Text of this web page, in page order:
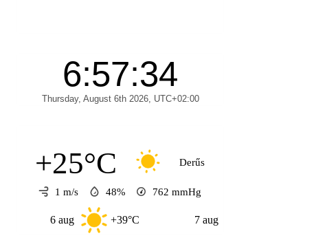
+25°C Derűs
1 m/s 48% 762 mmHg
+39°C +32°C